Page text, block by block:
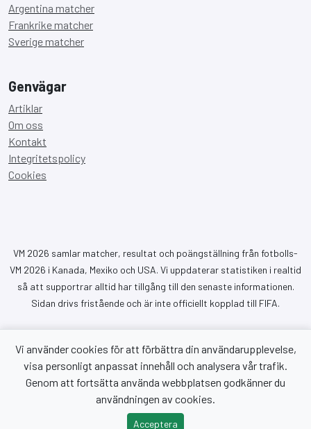
Vi använder cookies för att förbättra din användarupplevelse,
visa personligt anpassat innehåll och analysera vår trafik.
Genom att fortsätta använda webbplatsen godkänner du
användningen av cookies.
Acceptera
Argentina matcher
Frankrike matcher
Sverige matcher
Genvägar
Artiklar
Om oss
Kontakt
Integritetspolicy
Cookies
VM 2026 samlar matcher, resultat och poängställning från fotbolls-
VM 2026 i Kanada, Mexiko och USA. Vi uppdaterar statistiken i realtid
så att supportrar alltid har tillgång till den senaste informationen.
Sidan drivs fristående och är inte officiellt kopplad till FIFA.
Copyright © 2026 VM 2026. Alla rättigheter förbehållna.